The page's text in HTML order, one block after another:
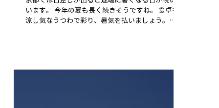
います。 今年の夏も長く続きそうですね。 食卓を
涼し気なうつわで彩り、暑気を払いましょう。
晶（白地青赤） 組湯呑／組飯碗 青と赤のグラデー